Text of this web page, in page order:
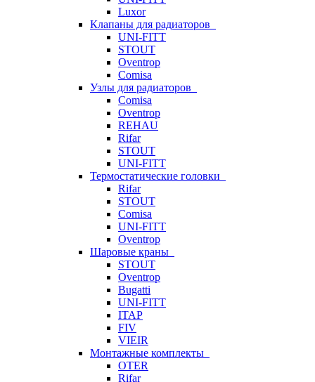
Luxor
Клапаны для радиаторов
UNI-FITT
STOUT
Oventrop
Comisa
Узлы для радиаторов
Comisa
Oventrop
REHAU
Rifar
STOUT
UNI-FITT
Термостатические головки
Rifar
STOUT
Comisa
UNI-FITT
Oventrop
Шаровые краны
STOUT
Oventrop
Bugatti
UNI-FITT
ITAP
FIV
VIEIR
Монтажные комплекты
OTER
Rifar